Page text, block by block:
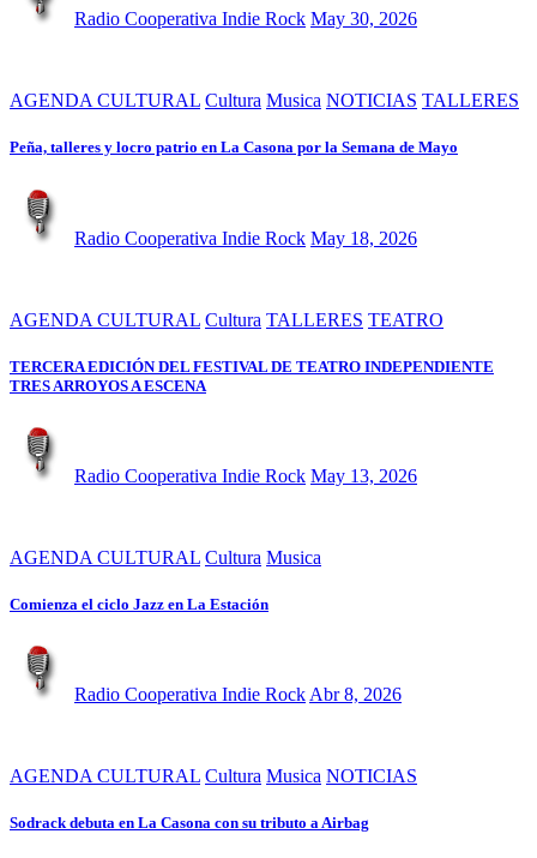
Radio Cooperativa Indie Rock May 30, 2026
AGENDA CULTURAL Cultura Musica NOTICIAS TALLERES
Peña, talleres y locro patrio en La Casona por la Semana de Mayo
Radio Cooperativa Indie Rock May 18, 2026
AGENDA CULTURAL Cultura TALLERES TEATRO
TERCERA EDICIÓN DEL FESTIVAL DE TEATRO INDEPENDIENTE
TRES ARROYOS A ESCENA
Radio Cooperativa Indie Rock May 13, 2026
AGENDA CULTURAL Cultura Musica
Comienza el ciclo Jazz en La Estación
Radio Cooperativa Indie Rock Abr 8, 2026
AGENDA CULTURAL Cultura Musica NOTICIAS
Sodrack debuta en La Casona con su tributo a Airbag